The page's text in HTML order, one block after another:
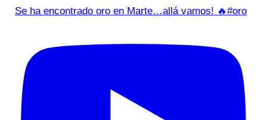
Se ha encontrado oro en Marte…allá vamos! 🔥#oro